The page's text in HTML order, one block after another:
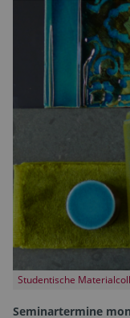
Studentische
Seminartermine